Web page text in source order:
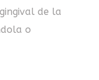
de la
o